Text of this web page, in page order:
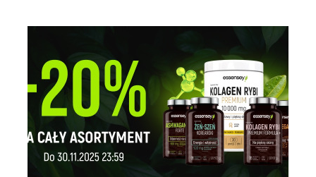
związana z miejscem uwalniania tego składnika.